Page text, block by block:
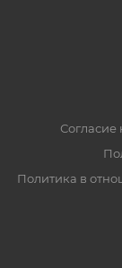
Согласие
Политика в